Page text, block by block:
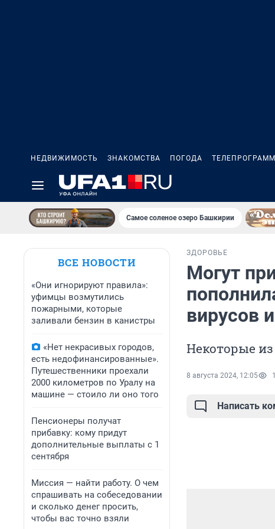
НЕДВИЖИМОСТЬ ЗНАКОМСТВА ПОГОДА
Самое соленое озеро Башкирии
ВСЕ НОВОСТИ
«Они игнорируют правила»:
уфимцы возмутились
пожарными, которые
заливали бензин в канистры
«Нет некрасивых городов,
есть недофинансированные».
Путешественники проехали
2000 километров по Уралу на
машине — стоило ли оно того
Пенсионеры получат
прибавку: кому придут
дополнительные выплаты с 1
сентября
Миссия — найти работу. О чем
спрашивать на собеседовании
и сколько денег просить,
чтобы вас точно взяли
ЗДОРОВЬЕ
Могут
вирусов
Некоторые
8 августа 2024, 12:05
Написать